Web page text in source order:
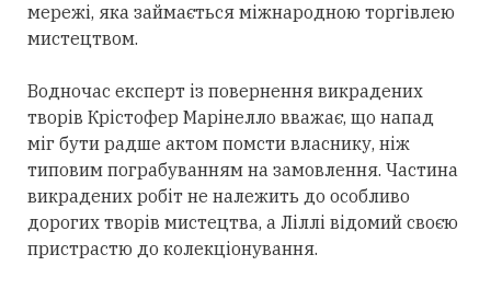
мережі, яка займається міжнародною торгівлею
мистецтвом.
Водночас експерт із повернення викрадених
творів Крістофер Марінелло вважає, що напад
міг бути радше актом помсти власнику, ніж
типовим пограбуванням на замовлення. Частина
викрадених робіт не належить до особливо
дорогих творів мистецтва, а Ліллі відомий своєю
пристрастю до колекціонування.